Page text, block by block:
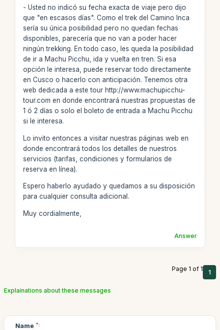
- Usted no indicó su fecha exacta de viaje pero dijo
que "en escasos días". Como el trek del Camino Inca
sería su única posibilidad pero no quedan fechas
disponibles, parecería que no van a poder hacer
ningún trekking. En todo caso, les queda la posibilidad
de ir a Machu Picchu, ida y vuelta en tren. Si esa
opción le interesa, puede reservar todo directamente
en Cusco o hacerlo con anticipación. Tenemos otra
web dedicada a este tour http://www.machupicchu-
tour.com en donde encontrará nuestras propuestas de
1 ó 2 días o solo el boleto de entrada a Machu Picchu
si le interesa.
Lo invito entonces a visitar nuestras páginas web en
donde encontrará todos los detalles de nuestros
servicios (tarifas, condiciones y formularios de
reserva en línea).
Espero haberlo ayudado y quedamos a su disposición
para cualquier consulta adicional.
Muy cordialmente,
Answer
Page 1 of 1 1
Explainations about these messages
Name *: